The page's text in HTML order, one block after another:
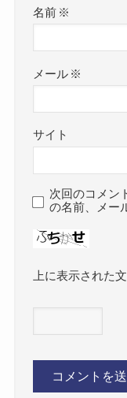
名前※
メール※
サイト
次回のコメン
の名前、メー
上に表示された